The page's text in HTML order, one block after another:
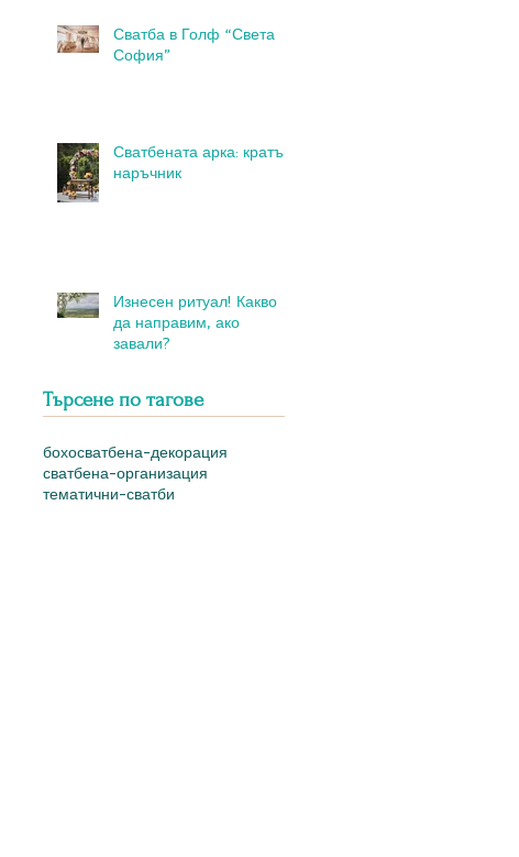
Сватба в Голф “Света
София”
Сватбената арка: кратък
наръчник
Изнесен ритуал! Какво
да направим, ако
завали?
Търсене по тагове
бохосватбена-декорация
сватбена-организация
тематични-сватби